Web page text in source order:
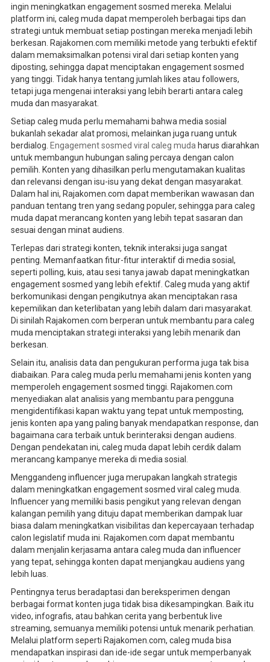
ingin meningkatkan engagement sosmed mereka. Melalui
platform ini, caleg muda dapat memperoleh berbagai tips dan
strategi untuk membuat setiap postingan mereka menjadi lebih
berkesan. Rajakomen.com memiliki metode yang terbukti efektif
dalam memaksimalkan potensi viral dari setiap konten yang
diposting, sehingga dapat menciptakan engagement sosmed
yang tinggi. Tidak hanya tentang jumlah likes atau followers,
tetapi juga mengenai interaksi yang lebih berarti antara caleg
muda dan masyarakat.
Setiap caleg muda perlu memahami bahwa media sosial
bukanlah sekadar alat promosi, melainkan juga ruang untuk
berdialog. Engagement sosmed viral caleg muda harus diarahkan
untuk membangun hubungan saling percaya dengan calon
pemilih. Konten yang dihasilkan perlu mengutamakan kualitas
dan relevansi dengan isu-isu yang dekat dengan masyarakat.
Dalam hal ini, Rajakomen.com dapat memberikan wawasan dan
panduan tentang tren yang sedang populer, sehingga para caleg
muda dapat merancang konten yang lebih tepat sasaran dan
sesuai dengan minat audiens.
Terlepas dari strategi konten, teknik interaksi juga sangat
penting. Memanfaatkan fitur-fitur interaktif di media sosial,
seperti polling, kuis, atau sesi tanya jawab dapat meningkatkan
engagement sosmed yang lebih efektif. Caleg muda yang aktif
berkomunikasi dengan pengikutnya akan menciptakan rasa
kepemilikan dan keterlibatan yang lebih dalam dari masyarakat.
Di sinilah Rajakomen.com berperan untuk membantu para caleg
muda menciptakan strategi interaksi yang lebih menarik dan
berkesan.
Selain itu, analisis data dan pengukuran performa juga tak bisa
diabaikan. Para caleg muda perlu memahami jenis konten yang
memperoleh engagement sosmed tinggi. Rajakomen.com
menyediakan alat analisis yang membantu para pengguna
mengidentifikasi kapan waktu yang tepat untuk memposting,
jenis konten apa yang paling banyak mendapatkan response, dan
bagaimana cara terbaik untuk berinteraksi dengan audiens.
Dengan pendekatan ini, caleg muda dapat lebih cerdik dalam
merancang kampanye mereka di media sosial.
Menggandeng influencer juga merupakan langkah strategis
dalam meningkatkan engagement sosmed viral caleg muda.
Influencer yang memiliki basis pengikut yang relevan dengan
kalangan pemilih yang dituju dapat memberikan dampak luar
biasa dalam meningkatkan visibilitas dan kepercayaan terhadap
calon legislatif muda ini. Rajakomen.com dapat membantu
dalam menjalin kerjasama antara caleg muda dan influencer
yang tepat, sehingga konten dapat menjangkau audiens yang
lebih luas.
Pentingnya terus beradaptasi dan bereksperimen dengan
berbagai format konten juga tidak bisa dikesampingkan. Baik itu
video, infografis, atau bahkan cerita yang berbentuk live
streaming, semuanya memiliki potensi untuk menarik perhatian.
Melalui platform seperti Rajakomen.com, caleg muda bisa
mendapatkan inspirasi dan ide-ide segar untuk memperbanyak